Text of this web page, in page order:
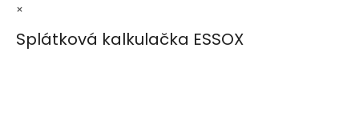
×
Splátková kalkulačka ESSOX